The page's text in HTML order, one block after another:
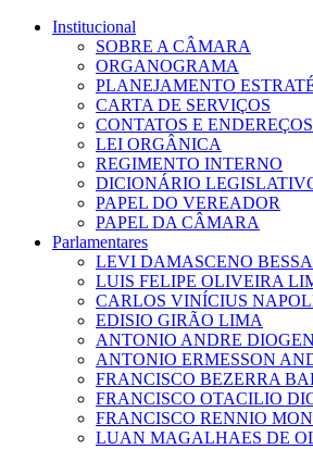
Institucional
SOBRE A CÂMARA
ORGANOGRAMA
PLANEJAMENTO
CARTA DE SERVIÇOS
CONTATOS E ENDEREÇOS
LEI ORGÂNICA
REGIMENTO INTERNO
DICIONÁRIO
PAPEL DO VEREADOR
PAPEL DA CÂMARA
Parlamentares
LEVI DAMASCENO BESSA
LUIS FELIPE OLIVEIRA
CARLOS VINÍCIUS
EDISIO GIRÃO LIMA
ANTONIO ANDRE
ANTONIO ERMESSON
FRANCISCO BEZERRA
FRANCISCO OTACILIO
FRANCISCO RENNIO
LUAN MAGALHAES DE